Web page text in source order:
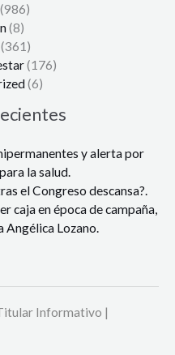
(986)
(8)
(361)
(176)
(6)
y alerta por
la salud.
el Congreso descansa?.
caja en época de campaña,
Angélica Lozano.
Informativo |